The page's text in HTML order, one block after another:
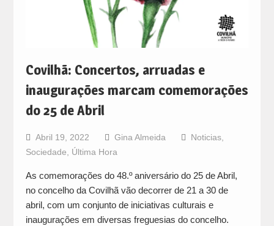
Covilhã: Concertos, arruadas e
inaugurações marcam comemorações
do 25 de Abril
Abril 19, 2022 Gina Almeida Noticias,
Sociedade
Última Hora
As comemorações do 48.º aniversário do 25 de Abril,
no concelho da Covilhã vão decorrer de 21 a 30 de
abril, com um conjunto de iniciativas culturais e
inaugurações em diversas freguesias do concelho.